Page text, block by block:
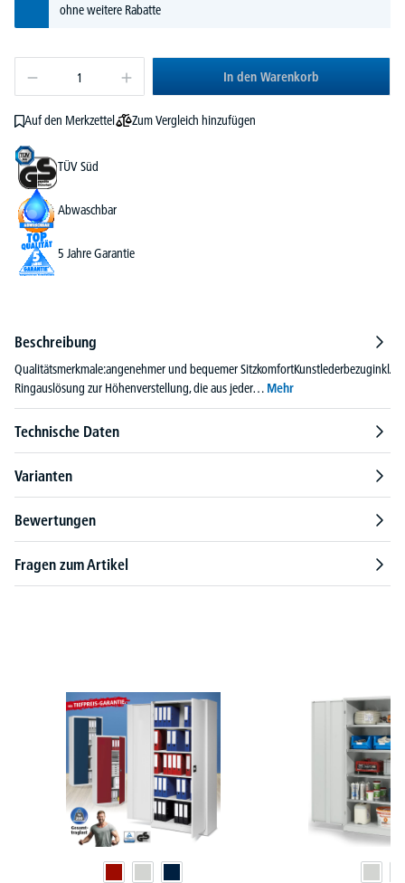
ohne weitere Rabatte
In den Warenkorb
Auf den Merkzettel Zum Vergleich hinzufügen
TÜV Süd
Abwaschbar
5 Jahre Garantie
Beschreibung
Qualitätsmerkmale:angenehmer und bequemer SitzkomfortKunstlederbezuginkl.
Ringauslösung zur Höhenverstellung, die aus jeder… Mehr
Technische Daten
Varianten
Bewertungen
Fragen zum Artikel